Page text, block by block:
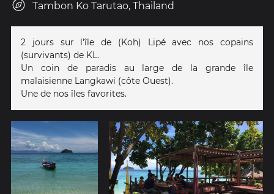
Tambon Ko Tarutao, Thailand
2 jours sur l'île de (Koh) Lipé avec nos copains
(survivants) de KL.
Un coin de paradis au large de la grande île
malaisienne Langkawi (côte Ouest).
Une de nos îles favorites.